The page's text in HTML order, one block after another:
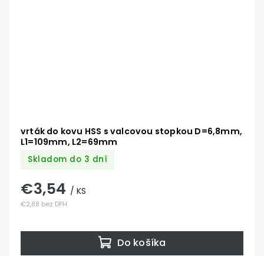
vrták do kovu HSS s valcovou stopkou D=6,8mm,
L1=109mm, L2=69mm
Skladom do 3 dní
€2,88 bez DPH
€3,54 / KS
Do košíka